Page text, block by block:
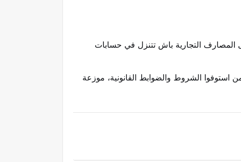
المصارف التجارية باش تتنزل في حسابات
استوفوا الشروط والضوابط القانونية، موزعة